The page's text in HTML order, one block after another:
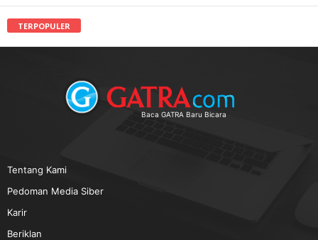
TERPOPULER
Baca GATRA Baru Bicara
Tentang Kami
Pedoman Media Siber
Karir
Beriklan